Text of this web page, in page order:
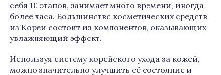
себя 10 этапов, занимает много времени, иногда
более часа. Большинство косметических средств
из Кореи состоит из компонентов, оказывающих
увлажняющий эффект.
Используя систему корейского ухода за кожей,
можно значительно улучшить её состояние и